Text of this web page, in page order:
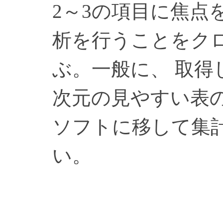
2～3の項目に焦点
析を行うことをク
ぶ。一般に、 取得
次元の見やすい表
ソフトに移して集
い。